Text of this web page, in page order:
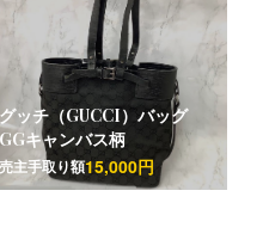
グッチ（GUCCI）バッグ
GGキャンバス柄
売主手取り額15,000円